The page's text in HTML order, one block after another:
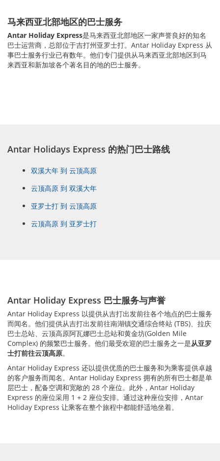
马来西亚北部地区的巴士服务
Antar Holiday Express是马来西亚北部地区一家声誉良好的知名
巴士运营商，总部位于吉打州亚罗士打。Antar Holiday Express 从
事巴士服务行业已有数年。他们专门提供从马来西亚北部地区到马
来西亚和新加坡各个著名目的地的巴士服务。
Antar Holidays Express 的热门巴士路线
双溪大年 到 云顶高原
云顶高原 到 双溪大年
亚罗士打 到 云顶高原
云顶高原 到 亚罗士打
Antar Holiday Express 巴士服务与声誉
Antar Holiday Express 以提供从吉打出发前往各个地点的巴士服务
而闻名。他们提供从吉打出发前往南湖镇交通综合终站 (TBS)、拉庆
巴士总站、云顶高原阿瓦娜巴士总站和黄金坊(Golden Mile
Complex) 的频繁巴士服务。他们最受欢迎的巴士服务之一是从亚罗
士打前往云顶高原。
Antar Holiday Express 还以提供优质的巴士服务和为乘客提供卓越
的客户服务而闻名。Antar Holiday Express 拥有的所有巴士都是单
层巴士，配备空调和宽敞的 28 个座位。此外，Antar Holiday
Express 的座位采用 1 + 2 座位安排。通过这种座位安排，Antar
Holiday Express 让乘客在整个旅程中都能舒适地坐着。